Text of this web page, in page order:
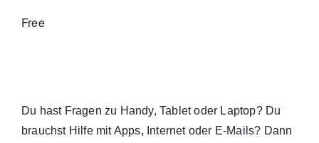
Free
Du hast Fragen zu Handy, Tablet oder Laptop? Du
brauchst Hilfe mit Apps, Internet oder E-Mails? Dann